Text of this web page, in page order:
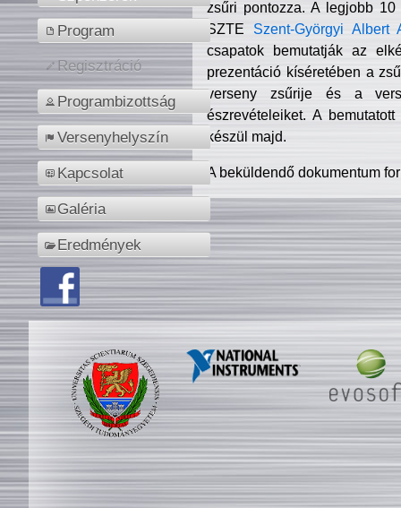
Program
Regisztráció
Programbizottság
Versenyhelyszín
Kapcsolat
Galéria
Eredmények
zsűri pontozza. A legjobb
SZTE Szent-Györgyi Albert
csapatok bemutatják az
prezentáció kíséretében a
verseny zsűrije és a
észrevételeiket. A
készül majd.
A beküldendő dokumentum